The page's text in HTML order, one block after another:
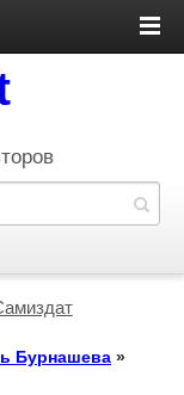
Бурнашева »